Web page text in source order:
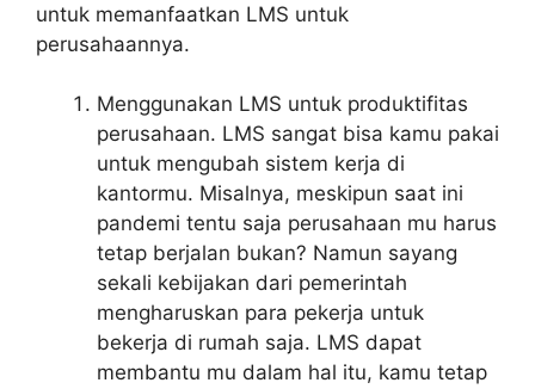
untuk memanfaatkan LMS untuk
perusahaannya.
Menggunakan LMS untuk produktifitas
perusahaan. LMS sangat bisa kamu pakai
untuk mengubah sistem kerja di
kantormu. Misalnya, meskipun saat ini
pandemi tentu saja perusahaan mu harus
tetap berjalan bukan? Namun sayang
sekali kebijakan dari pemerintah
mengharuskan para pekerja untuk
bekerja di rumah saja. LMS dapat
membantu mu dalam hal itu, kamu tetap